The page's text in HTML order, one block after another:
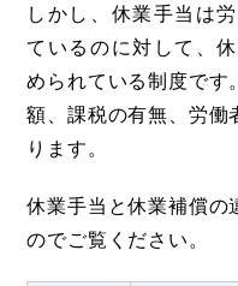
しかし、休業手当は
ているのに対して、
められている制度です
額、課税の有無、労働
ります。
休業手当と休業補償の
のでご覧ください。